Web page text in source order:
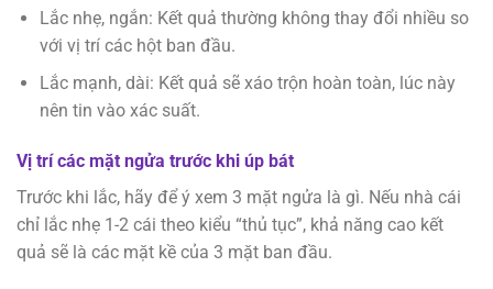
Lắc nhẹ, ngắn: Kết quả thường không thay đổi nhiều so
với vị trí các hột ban đầu.
Lắc mạnh, dài: Kết quả sẽ xáo trộn hoàn toàn, lúc này
nên tin vào xác suất.
Vị trí các mặt ngửa trước khi úp bát
Trước khi lắc, hãy để ý xem 3 mặt ngửa là gì. Nếu nhà cái
chỉ lắc nhẹ 1-2 cái theo kiểu “thủ tục”, khả năng cao kết
quả sẽ là các mặt kề của 3 mặt ban đầu.